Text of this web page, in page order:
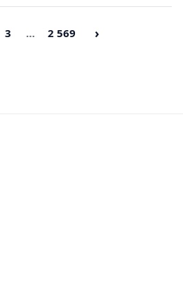
3 … 2 569 ›